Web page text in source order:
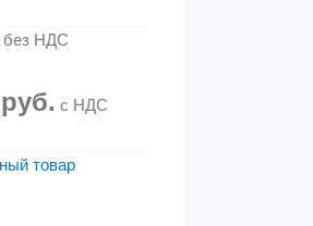
без НДС
с НДС
товар